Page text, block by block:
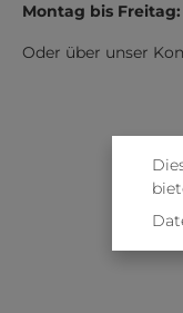
Montag bis
Oder über unser